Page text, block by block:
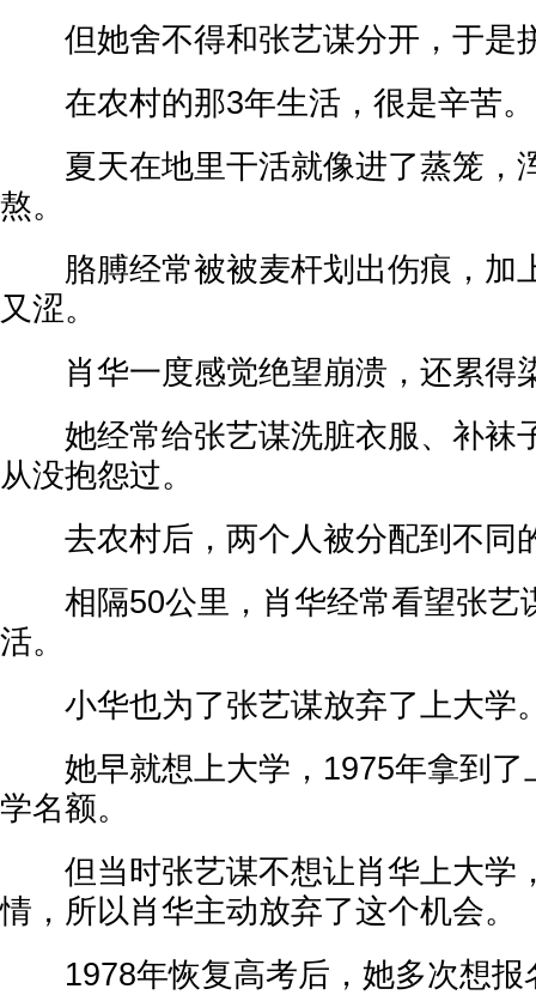
但她舍不得和张艺谋分开，于是
在农村的那3年生活，很是辛苦。
夏天在地里干活就像进了蒸笼，
熬。
胳膊经常被被麦杆划出伤痕，加
又涩。
肖华一度感觉绝望崩溃，还累得
她经常给张艺谋洗脏衣服、补袜
从没抱怨过。
去农村后，两个人被分配到不同
相隔50公里，肖华经常看望张艺
活。
小华也为了张艺谋放弃了上大学
她早就想上大学，1975年拿到了
学名额。
但当时张艺谋不想让肖华上大学
情，所以肖华主动放弃了这个机会。
1978年恢复高考后，她多次想报